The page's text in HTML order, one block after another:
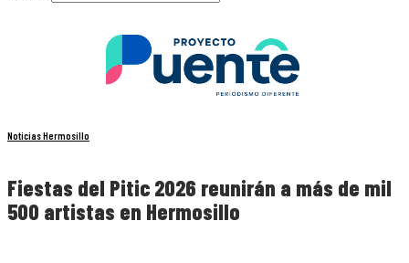
Noticias Hermosillo
Fiestas del Pitic 2026 reunirán a más de mil
500 artistas en Hermosillo